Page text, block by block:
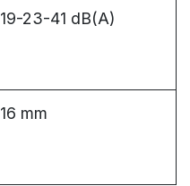
19-23-41 dB(A)
16 mm